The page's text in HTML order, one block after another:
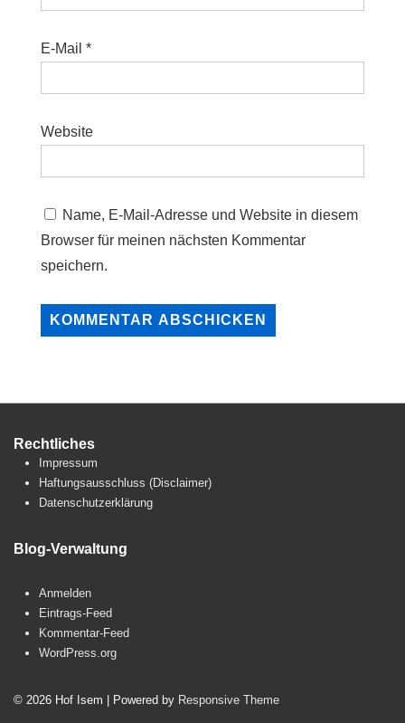
E-Mail *
Website
Name, E-Mail-Adresse und Website in diesem
Browser für meinen nächsten Kommentar
speichern.
Rechtliches
Impressum
Haftungsausschluss (Disclaimer)
Datenschutzerklärung
Blog-Verwaltung
Anmelden
Eintrags-Feed
Kommentar-Feed
WordPress.org
© 2026 Hof Isem | Powered by Responsive Theme